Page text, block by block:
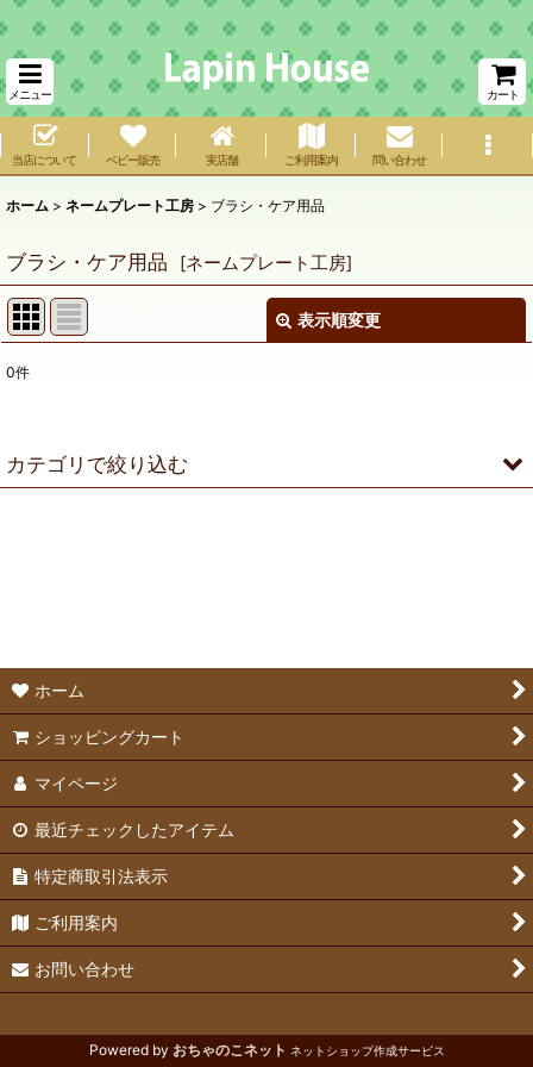
メニュー カート
当店について ベビー販売 実店舗 ご利用案内 問い合わせ
ホーム > ネームプレート工房 > ブラシ・ケア用品
ブラシ・ケア用品 [ネームプレート工房]
表示順変更
表示数
0件
カテゴリで絞り込む
ホーム
ショッピングカート
マイページ
最近チェックしたアイテム
特定商取引法表示
ご利用案内
お問い合わせ
Powered by おちゃのこネット ネットショップ作成サービス